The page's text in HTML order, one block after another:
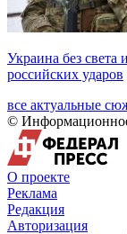
Украина без света
российских ударов
все актуальные
©
О проекте
Реклама
Редакция
Авторизация